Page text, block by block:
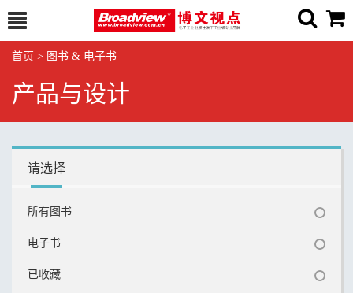
首页 > 图书 & 电子书
产品与设计
请选择
所有图书
电子书
已收藏